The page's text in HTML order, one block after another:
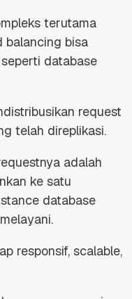
terutama
balancing bisa
database
request
telah direplikasi.
adalah
ke satu
database
responsif, scalable,